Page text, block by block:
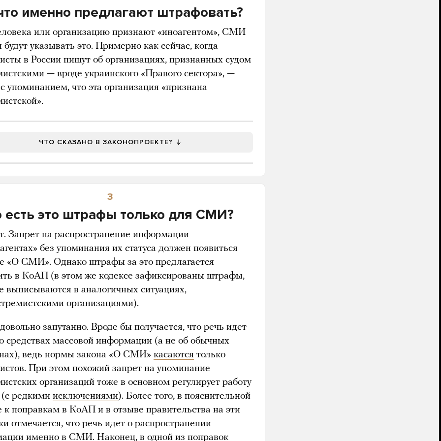
именно предлагают штрафовать?
или организацию признают «иноагентом», СМИ
указывать это. Примерно как сейчас, когда
в России пишут об организациях, признанных судом
— вроде украинского «Правого сектора», —
с упоминанием, что эта организация «признана
ЧТО СКАЗАНО В ЗАКОНОПРОЕКТЕ?
3
есть это штрафы только для СМИ?
Запрет на распространение информации
без упоминания их статуса должен появиться
«О СМИ». Однако штрафы за это предлагается
в КоАП (в этом же кодексе зафиксированы штрафы,
выписываются в аналогичных ситуациях,
организациями).
запутанно. Вроде бы получается, что речь идет
средствах массовой информации (а не об обычных
ведь нормы закона «О СМИ» касаются только
При этом похожий запрет на упоминание
организаций тоже в основном регулирует работу
редкими исключениями). Более того, в пояснительной
к поправкам в КоАП и в отзыве правительства на эти
отмечается, что речь идет о распространении
именно в СМИ. Наконец, в одной из поправок